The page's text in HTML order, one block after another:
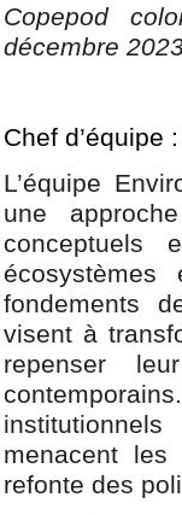
Copepod
décembre
Chef d’équipe
L’équipe
une
conceptuels
fondements
visent à
repenser
menacent
refonte des